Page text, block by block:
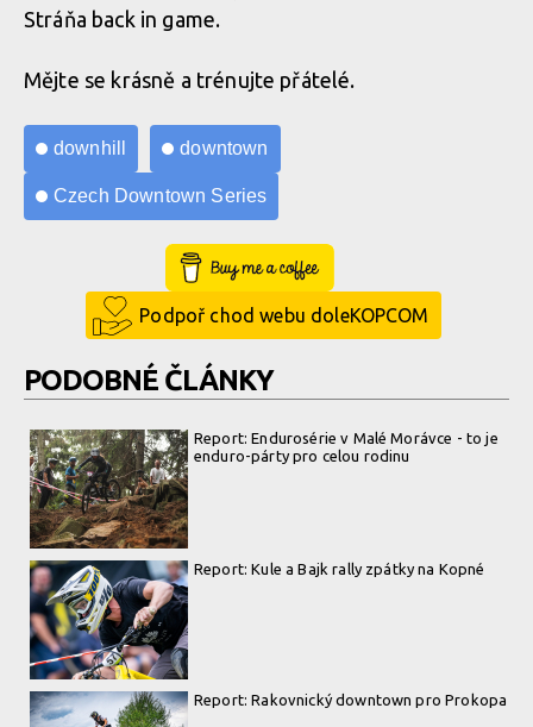
Stráňa back in game.
Mějte se krásně a trénujte přátelé.
downhill downtown
Czech Downtown Series
Buy Me a Coffee
Podpoř chod webu doleKOPCOM
PODOBNÉ ČLÁNKY
Report: Endurosérie v Malé Morávce - to je
enduro-párty pro celou rodinu
Report: Kule a Bajk rally zpátky na Kopné
Report: Rakovnický downtown pro Prokopa